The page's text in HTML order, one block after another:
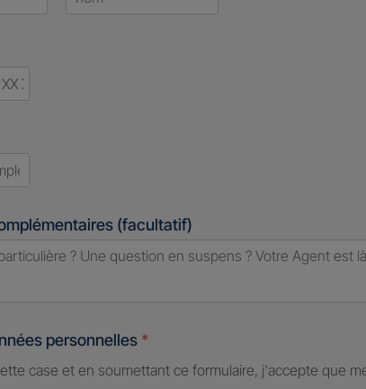
(facultatif)
personnelles *
case et en soumettant ce formulaire, j'accepte que